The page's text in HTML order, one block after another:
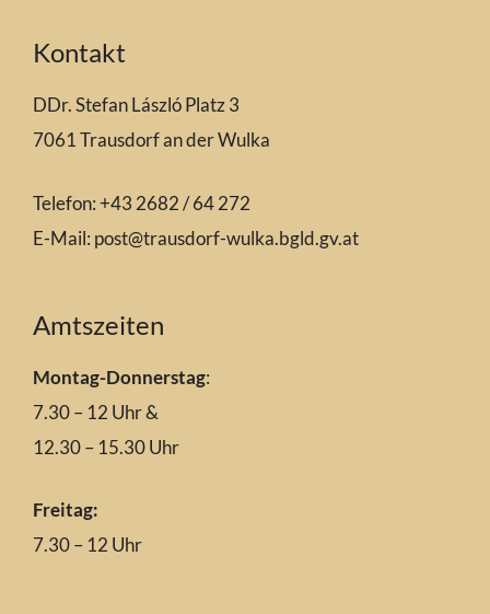
Kontakt
DDr. Stefan László Platz 3
7061 Trausdorf an der Wulka
Telefon: +43 2682 / 64 272
E-Mail: post@trausdorf-wulka.bgld.gv.at
Amtszeiten
Montag-Donnerstag:
7.30 – 12 Uhr &
12.30 – 15.30 Uhr
Freitag:
7.30 – 12 Uhr